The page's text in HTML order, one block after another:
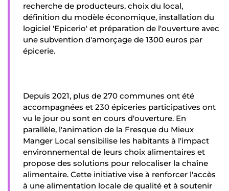
recherche de producteurs, choix du local,
définition du modèle économique, installation du
logiciel 'Epicerio' et préparation de l'ouverture avec
une subvention d'amorçage de 1300 euros par
épicerie.
Depuis 2021, plus de 270 communes ont été
accompagnées et 230 épiceries participatives ont
vu le jour ou sont en cours d'ouverture. En
parallèle, l'animation de la Fresque du Mieux
Manger Local sensibilise les habitants à l'impact
environnemental de leurs choix alimentaires et
propose des solutions pour relocaliser la chaîne
alimentaire. Cette initiative vise à renforcer l'accès
à une alimentation locale de qualité et à soutenir